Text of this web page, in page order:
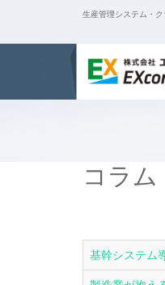
生産管理システム・ク
コラム
基幹システム